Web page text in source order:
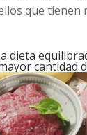
que tienen
dieta
cantidad